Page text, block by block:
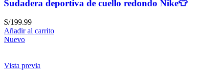
Sudadera deportiva de cuello redondo Nike👕
S/199.99
Añadir al carrito
Nuevo
Vista previa